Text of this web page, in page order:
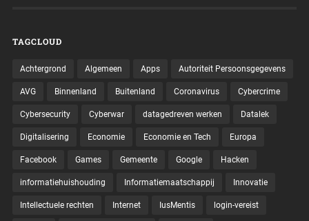
TAGCLOUD
Achtergrond Algemeen Apps Autoriteit Persoonsgegevens
AVG Binnenland Buitenland Coronavirus Cybercrime
Cybersecurity Cyberwar datagedreven werken Datalek
Digitalisering Economie Economie en Tech Europa
Facebook Games Gemeente Google Hacken
informatiehuishouding Informatiemaatschappij Innovatie
Intellectuele rechten Internet IusMentis login-vereist